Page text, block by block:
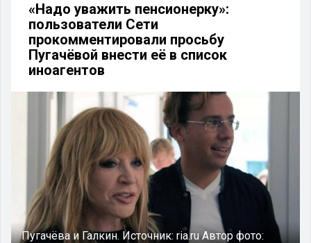
«Надо уважить пенсионерку»:
пользователи Сети
прокомментировали просьбу
Пугачёвой внести её в список
иноагентов
Пугачёва и Галкин. Источник: ria.ruАвтор фото: